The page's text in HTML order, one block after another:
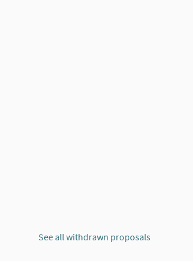
See all withdrawn proposals